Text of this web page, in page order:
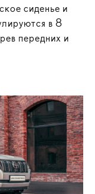
сиденье и
в 8
передних и